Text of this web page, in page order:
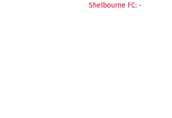
Shelbourne FC: -